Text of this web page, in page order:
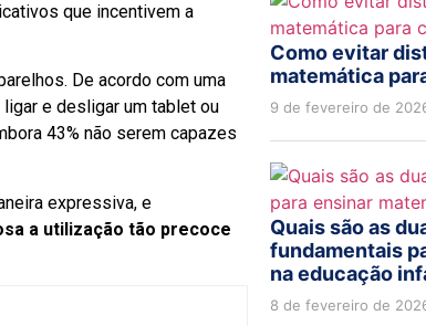
que incentivem a
De acordo com uma
e desligar um tablet ou
43% não serem capazes
expressiva, e
a utilização tão precoce
Como evitar
matemática
9 de fevereiro de
Quais são as
fundamentais
na educação
8 de fevereiro de